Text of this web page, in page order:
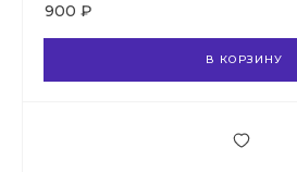
900 ₽
В КОРЗИНУ